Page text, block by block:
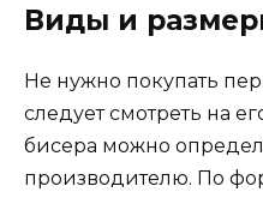
Виды и
Не нужно покупать
следует смотреть на
бисера можно
производителю. По